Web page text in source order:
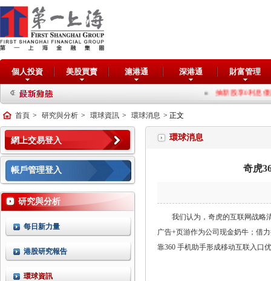
個人投資 美股買賣 滬港通 深港通 財富管理
抽新股享0利息優惠
首頁 > 研究與分析 > 環球資訊 > 環球消息 > 正文
網上交易登入
帳戶管理登入
研究與分析
每日新力量
港股研究報告
環球資訊
環球消息
奇虎
我们认为，奇虎的互联网战略
广告+页游作为公司现金奶牛；借
靠360 手机助手形成移动互联入口